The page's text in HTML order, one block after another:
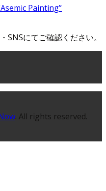
Painting”
SNSにてご確認ください。
. All rights reserved.